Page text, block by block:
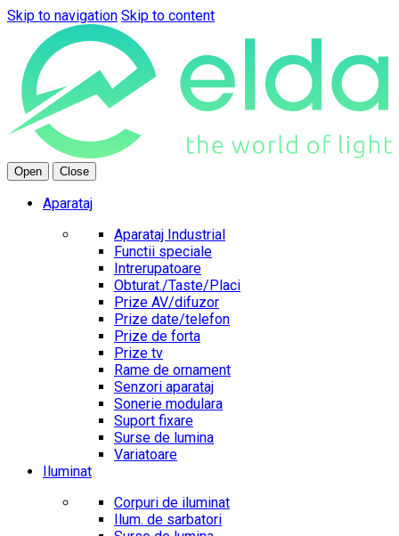
Skip to navigation Skip to content
Open Close
Aparataj
Aparataj Industrial
Functii speciale
Intrerupatoare
Obturat./Taste/Placi
Prize AV/difuzor
Prize date/telefon
Prize de forta
Prize tv
Rame de ornament
Senzori aparataj
Sonerie modulara
Suport fixare
Surse de lumina
Variatoare
Iluminat
Corpuri de iluminat
Ilum. de sarbatori